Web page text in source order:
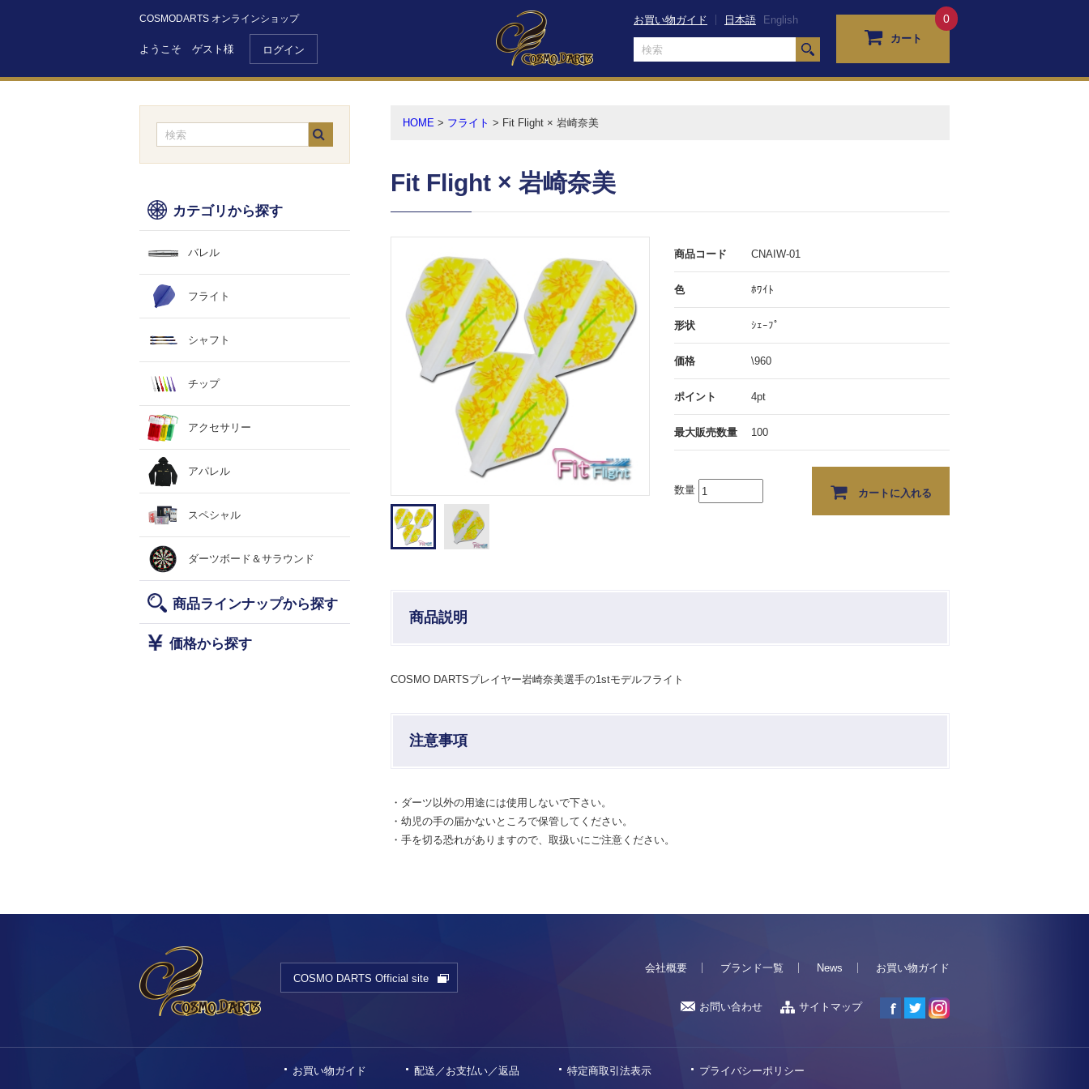
COSMODARTS オンラインショップ
ようこそ ゲスト様 ログイン
お買い物ガイド 日本語
English
カート
0
カテゴリから探す
バレル
フライト
シャフト
チップ
アクセサリー
アパレル
スペシャル
ダーツボード＆サラウンド
商品ラインナップから探す
価格から探す
HOME フライト Fit Flight × 岩崎奈美
Fit Flight × 岩崎奈美
商品コード CNAIW-01
色 ﾎﾜｲﾄ
形状 ｼｪｰﾌﾟ
価格 \960
ポイント 4pt
最大販売数量 100
数量 カートに入れる
商品説明
COSMO DARTSプレイヤー岩崎奈美選手の1stモデルフライト
注意事項
・ダーツ以外の用途には使用しないで下さい。
・幼児の手の届かないところで保管してください。
・手を切る恐れがありますので、取扱いにご注意ください。
COSMO DARTS Official site
会社概要 ブランド一覧 News お買い物ガイド
お問い合わせ サイトマップ
お買い物ガイド 配送／お支払い／返品 特定商取引法表示 プライバシーポリシー